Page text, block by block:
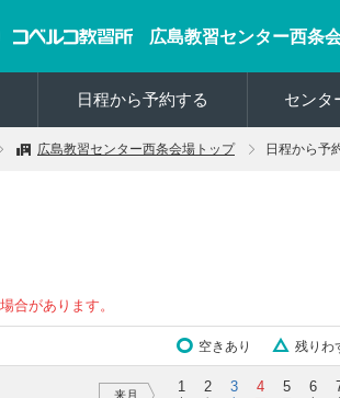
広島教習センター西条
日程から予約する センタ
広島教習センター西条会場トップ 日程から予
合があります。
空きあり 残りわ
来月
1
2
3
4
5
6